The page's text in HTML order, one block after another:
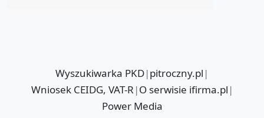
Wyszukiwarka PKD|pitroczny.pl |
Wniosek CEIDG, VAT-R |O serwisie ifirma.pl |
Power Media